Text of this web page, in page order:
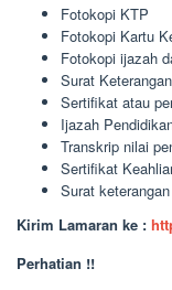
Fotokopi KTP
Fotokopi Kartu
Fotokopi ijazah
Surat
Sertifikat atau
Ijazah
Transkrip nilai
Sertifikat
Surat
Kirim Lamaran ke :
Perhatian !!